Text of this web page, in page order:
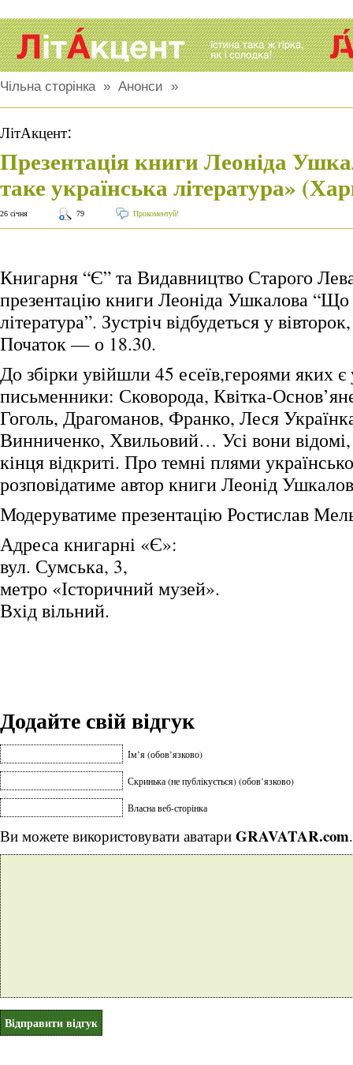
Чільна сторінка» Анонси »
ЛітАкцент:
Презентація книги Леоніда
таке українська література»
26 січня 79 Прокоментуй!
Книгарня “Є” та Видавництво Старого
презентацію книги Леоніда Ушкалова “Що
література”. Зустріч відбудеться у
Початок — о 18.30.
До збірки увійшли 45 есеїв,героями яких є
письменники: Сковорода, Квітка-
Гоголь, Драгоманов, Франко, Леся
Винниченко, Хвильовий… Усі вони
кінця відкриті. Про темні плями
розповідатиме автор книги Леонід
Модеруватиме презентацію Ростислав
Адреса книгарні «Є»:
вул. Сумська, 3,
метро «Історичний музей».
Вхід вільний.
Додайте свій відгук
Ім’я (обов’язково)
Скринька (не публікується) (обов’язково)
Власна веб-сторінка
Ви можете використовувати аватари GRAVATAR.com.